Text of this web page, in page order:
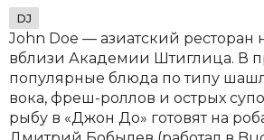
DJ
John Doe — азиатский ресторан
вблизи Академии Штиглица. В
популярные блюда по типу
вока, фреш-роллов и острых
рыбу в «Джон До» готовят на